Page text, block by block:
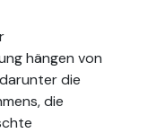
hängen von
die
die